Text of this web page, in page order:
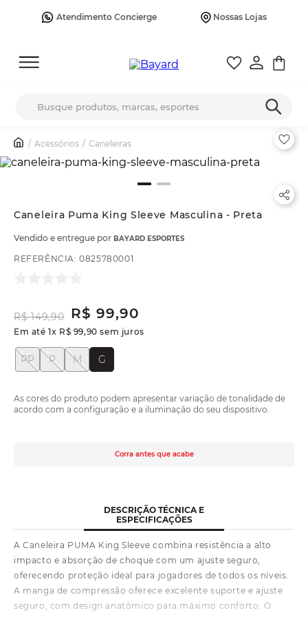
Atendimento Concierge Nossas Lojas
Acessórios Caneleiras
Caneleira Puma King Sleeve Masculina - Preta
Vendido e entregue por BAYARD ESPORTES
REFERÊNCIA:0825780001
R$ 149,90 R$ 99,90
Em até1x R$ 99,90 sem juros
PP P M G
As cores do produto podem apresentar variação de tonalidade de
acordo com a configuração e a iluminação do seu dispositivo.
Corra antes que acabe
DESCRIÇÃO TÉCNICA E
ESPECIFICAÇÕES
A Caneleira PUMA King Sleeve combina resistência a alto
impacto e absorção de choque com um ajuste seguro,
oferecendo proteção ideal para jogadores de todos os níveis.
A manga de compressão oferece excelente suporte e ajuste
seguro, com design anatômico para máximo conforto. O